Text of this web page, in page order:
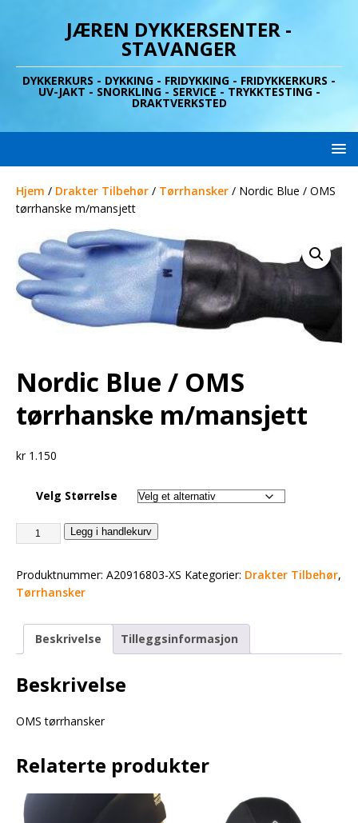
JÆREN DYKKERSENTER -
STAVANGER
DYKKERKURS - DYKKING - FRIDYKKING - FRIDYKKERKURS -
UV-JAKT - SNORKLING - SERVICE - TRYKKTESTING -
DRAKTVERKSTED
Hjem / Drakter Tilbehør / Tørrhansker / Nordic Blue / OMS
tørrhanske m/mansjett
Nordic Blue / OMS
tørrhanske m/mansjett
kr1.150
Velg Størrelse
Legg i handlekurv
Produktnummer: A20916803-XS Kategorier: Drakter Tilbehør,
Tørrhansker
Beskrivelse Tilleggsinformasjon
Beskrivelse
OMS tørrhansker
Relaterte produkter